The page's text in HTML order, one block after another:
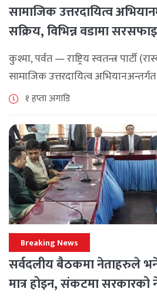
सामाजिक उत्तरदायित्व
सक्रिय, विभिन्न वडामा
कार्यक्रम
कुश्मा, पर्वत — राष्ट्रिय स्वतन्त्र पार्टी
सामाजिक उत्तरदायित्व
समुदाय केन्द्रित र सेवामूलक कार्यक्रम
१ हप्ता अगाडि
Breaking News
सर्वदलीय बैठकमा नेताहरुले
मात्र होइन, संकटमा सरकारको